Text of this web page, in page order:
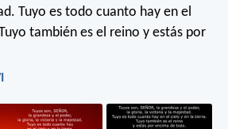
Tuyo es todo cuanto hay en el
también es el reino y estás por